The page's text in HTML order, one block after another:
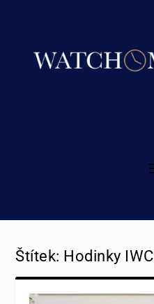
Štítek: Hodinky IWC